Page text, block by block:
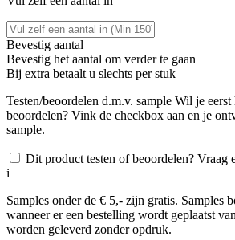
Bevestig aantal
Bevestig het aantal om verder te gaan
Bij extra betaalt u slechts per stuk
Testen/beoordelen d.m.v. sample Wil je eerst
beoordelen? Vink de checkbox aan en je
sample.
Dit product testen of beoordelen? Vraag
i
Samples onder de € 5,- zijn gratis. Samples
wanneer er een bestelling wordt geplaatst
worden geleverd zonder opdruk.